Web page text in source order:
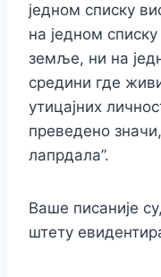
једном списку
на једном
земље, ни на
средини где
утицајних
преведено
лапрдала”.
Ваше писаније
штету